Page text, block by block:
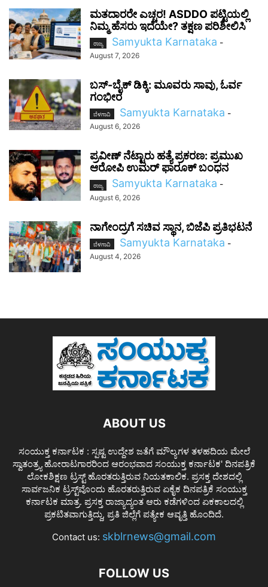
ಮತದಾರರೇ ಎಚ್ಚರ! ASDDO ಪಟ್ಟಿಯಲ್ಲಿ
ನಿಮ್ಮ ಹೆಸರು ಇದೆಯೇ? ತಕ್ಷಣ ಪರಿಶೀಲಿಸಿ
ರಾಜ್ಯ Samyukta Karnataka -
August 7, 2026
ಬಸ್-ಬೈಕ್ ಡಿಕ್ಕಿ: ಮೂವರು ಸಾವು, ಓರ್ವ
ಗಂಭೀರ
ಬೆಳಗಾವಿ Samyukta Karnataka -
August 6, 2026
ಪ್ರವೀಣ್ ನೆಟ್ಟಾರು ಹತ್ಯೆ ಪ್ರಕರಣ: ಪ್ರಮುಖ
ಆರೋಪಿ ಉಮರ್ ಫಾರೂಕ್ ಬಂಧನ
ರಾಜ್ಯ Samyukta Karnataka -
August 6, 2026
ನಾಗೇಂದ್ರಗೆ ಸಚಿವ ಸ್ಥಾನ, ಬಿಜೆಪಿ ಪ್ರತಿಭಟನೆ
ಬೆಳಗಾವಿ Samyukta Karnataka -
August 4, 2026
ABOUT US
ಸಂಯುಕ್ತ ಕರ್ನಾಟಕ : ಸ್ಪಷ್ಟ ಉದ್ದೇಶ ಜತೆಗೆ ಮೌಲ್ಯಗಳ ತಳಹದಿಯ ಮೇಲೆ
ಸ್ವಾತಂತ್ರ್ಯ ಹೋರಾಟಗಾರರಿಂದ ಆರಂಭವಾದ ಸಂಯುಕ್ತ ಕರ್ನಾಟಕ' ದಿನಪತ್ರಿಕೆ
ಲೋಕಶಿಕ್ಷಣ ಟ್ರಸ್ಟ್ ಹೊರತರುತ್ತಿರುವ ನಿಯತಕಾಲಿಕ. ಪ್ರಸಕ್ತ ದೇಶದಲ್ಲಿ
ಸಾರ್ವಜನಿಕ ಟ್ರಸ್ಟ್‌ವೊಂದು ಹೊರತರುತ್ತಿರುವ ಏಕೈಕ ದಿನಪತ್ರಿಕೆ ಸಂಯುಕ್ತ
ಕರ್ನಾಟಕ ಮಾತ್ರ. ಪ್ರಸಕ್ತ ರಾಜ್ಯಾದ್ಯಂತ ಆರು ಕಡೆಗಳಿಂದ ಏಕಕಾಲದಲ್ಲಿ
ಪ್ರಕಟಿತವಾಗುತ್ತಿದ್ದು, ಪ್ರತಿ ಜಿಲ್ಲೆಗೆ ಪತ್ಯೇಕ ಆವೃತ್ತಿ ಹೊಂದಿದೆ.
Contact us: skblrnews@gmail.com
FOLLOW US